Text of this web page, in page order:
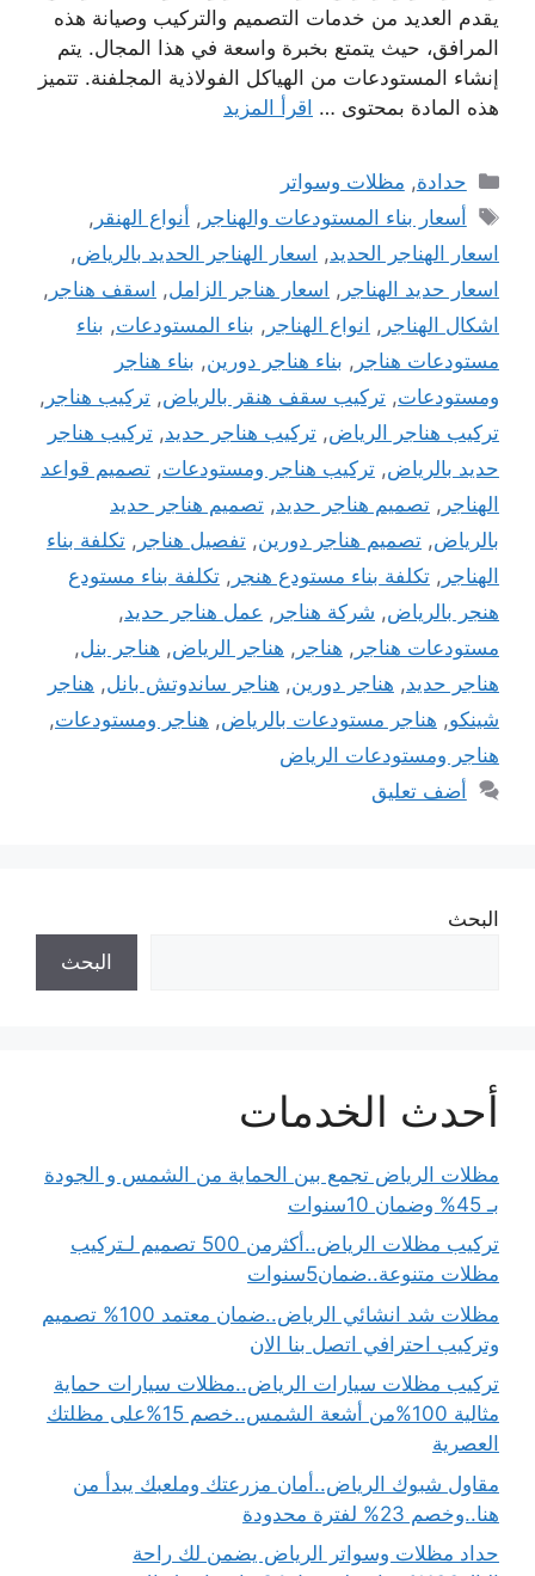
يقدم العديد من خدمات التصميم والتركيب وصيانة هذه
المرافق، حيث يتمتع بخبرة واسعة في هذا المجال. يتم
إنشاء المستودعات من الهياكل الفولاذية المجلفنة. تتميز
هذه المادة بمحتوى … اقرأ المزيد
التصنيفات
حدادة, مظلات وسواتر
الوسوم
أسعار بناء المستودعات والهناجر , أنواع الهنقر ,
اسعار الهناجر الحديد, اسعار الهناجر الحديد بالرياض,
اسعار حديد الهناجر , اسعار هناجر الزامل, اسقف هناجر ,
اشكال الهناجر , انواع الهناجر , بناء المستودعات, بناء
مستودعات هناجر , بناء هناجر دورين, بناء هناجر
ومستودعات, تركيب سقف هنقر بالرياض, تركيب هناجر ,
تركيب هناجر الرياض, تركيب هناجر حديد, تركيب هناجر
حديد بالرياض, تركيب هناجر ومستودعات, تصميم قواعد
الهناجر , تصميم هناجر حديد, تصميم هناجر حديد
بالرياض, تصميم هناجر دورين, تفصيل هناجر , تكلفة بناء
الهناجر , تكلفة بناء مستودع هنجر , تكلفة بناء مستودع
هنجر بالرياض, شركة هناجر , عمل هناجر حديد,
مستودعات هناجر , هناجر , هناجر الرياض, هناجر بنل,
هناجر حديد, هناجر دورين, هناجر ساندوتش بانل, هناجر
شينكو, هناجر مستودعات بالرياض, هناجر ومستودعات,
هناجر ومستودعات الرياض
أضف تعليق
البحث
البحث
أحدث الخدمات
مظلات الرياض تجمع بين الحماية من الشمس و الجودة
بـ 45% وضمان 10سنوات
تركيب مظلات الرياض..أكثرمن 500 تصميم لـتركيب
مظلات متنوعة..ضمان5سنوات
مظلات شد انشائي الرياض..ضمان معتمد 100% تصميم
وتركيب احترافي اتصل بنا الان
تركيب مظلات سيارات الرياض..مظلات سيارات حماية
مثالية 100%من أشعة الشمس..خصم 15%على مظلتك
العصرية
مقاول شبوك الرياض..أمان مزرعتك وملعبك يبدأ من
هنا..وخصم 23% لفترة محدودة
حداد مظلات وسواتر الرياض يضمن لك راحة